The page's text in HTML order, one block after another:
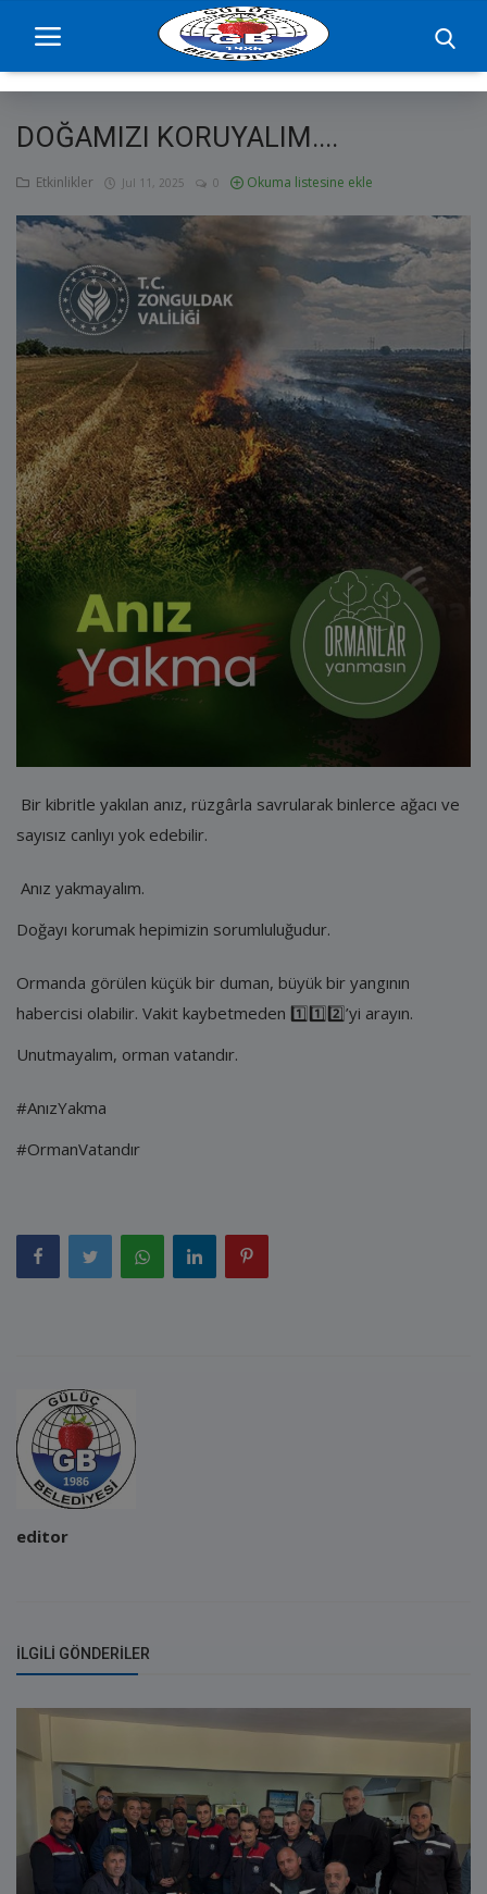
Başkan
Yönetim
Hizmetler
Duyurular
Etkinlikler
E-Belediye
İletişim
DOĞAMIZI KORUYALIM....
Etkinlikler Jul 11, 2025 0 Okuma listesine ekle
Bir kibritle yakılan anız, rüzgârla savrularak binlerce ağacı ve
sayısız canlıyı yok edebilir.
Anız yakmayalım.
Doğayı korumak hepimizin sorumluluğudur.
Ormanda görülen küçük bir duman, büyük bir yangının
habercisi olabilir. Vakit kaybetmeden 1️⃣1️⃣2️⃣’yi arayın.
Unutmayalım, orman vatandır.
#AnızYakma
#OrmanVatandır
editor
İLGILI GÖNDERILER